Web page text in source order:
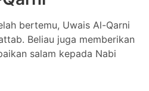
bertemu, Uwais Al-Qarni
Beliau juga memberikan
salam kepada Nabi